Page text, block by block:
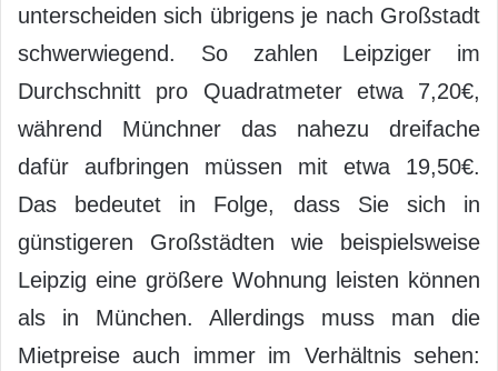
unterscheiden sich übrigens je nach Großstadt
schwerwiegend. So zahlen Leipziger im
Durchschnitt pro Quadratmeter etwa 7,20€,
während Münchner das nahezu dreifache
dafür aufbringen müssen mit etwa 19,50€.
Das bedeutet in Folge, dass Sie sich in
günstigeren Großstädten wie beispielsweise
Leipzig eine größere Wohnung leisten können
als in München. Allerdings muss man die
Mietpreise auch immer im Verhältnis sehen: